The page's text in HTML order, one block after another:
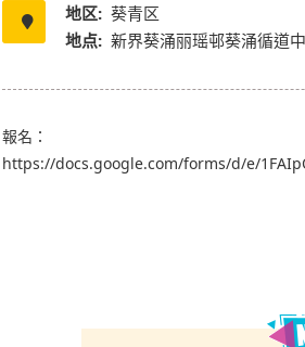
地区: 葵青区
地点: 新界葵涌丽瑶邨葵涌循道
報名：
https://docs.google.com/forms/d/e/